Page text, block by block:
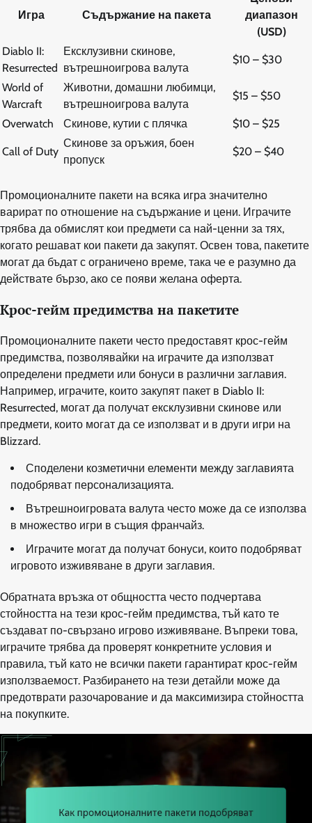
Игра Съдържание на пакета
диапазон
(USD)
Diablo II:
Resurrected
Ексклузивни скинове,
вътрешноигрова валута
$10 – $30
World of
Warcraft
Животни, домашни любимци,
вътрешноигрова валута
$15 – $50
Overwatch Скинове, кутии с плячка $10 – $25
Call of Duty
Скинове за оръжия, боен
пропуск
$20 – $40
Промоционалните пакети на всяка игра значително
варират по отношение на съдържание и цени. Играчите
трябва да обмислят кои предмети са най-ценни за тях,
когато решават кои пакети да закупят. Освен това, пакетите
могат да бъдат с ограничено време, така че е разумно да
действате бързо, ако се появи желана оферта.
Крос-гейм предимства на пакетите
Промоционалните пакети често предоставят крос-гейм
предимства, позволявайки на играчите да използват
определени предмети или бонуси в различни заглавия.
Например, играчите, които закупят пакет в Diablo II:
Resurrected, могат да получат ексклузивни скинове или
предмети, които могат да се използват и в други игри на
Blizzard.
Споделени козметични елементи между заглавията
подобряват персонализацията.
Вътрешноигровата валута често може да се използва
в множество игри в същия франчайз.
Играчите могат да получат бонуси, които подобряват
игровото изживяване в други заглавия.
Обратната връзка от общността често подчертава
стойността на тези крос-гейм предимства, тъй като те
създават по-свързано игрово изживяване. Въпреки това,
играчите трябва да проверят конкретните условия и
правила, тъй като не всички пакети гарантират крос-гейм
използваемост. Разбирането на тези детайли може да
предотврати разочарование и да максимизира стойността
на покупките.